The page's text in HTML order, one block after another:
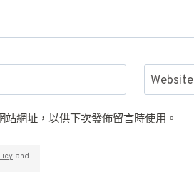
Website
網址，以供下次發佈留言時使用。
and